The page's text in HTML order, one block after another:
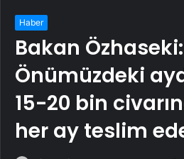
Haber
Bakan Özhaseki:
Önümüzdeki
15-20 bin
her ay teslim